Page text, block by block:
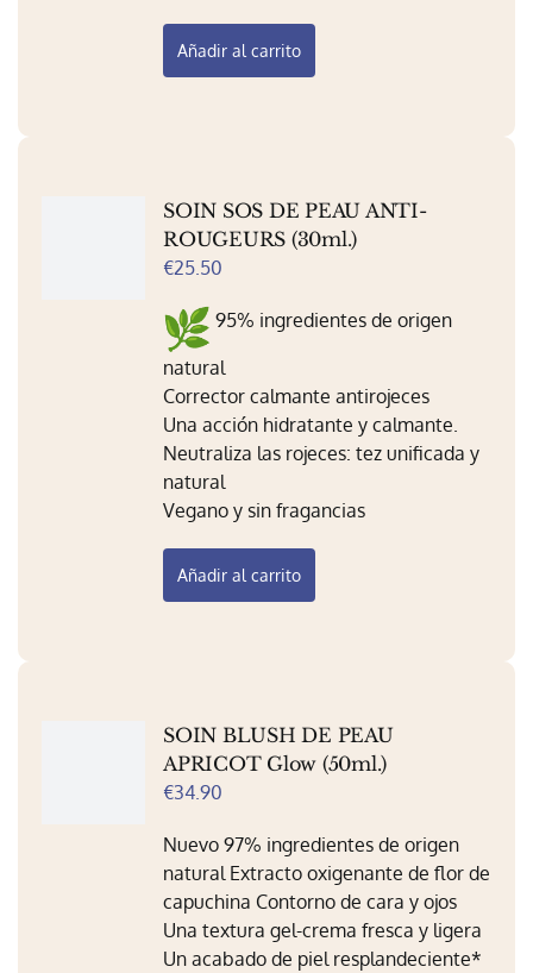
Añadir al carrito
SOIN SOS DE PEAU ANTI-
ROUGEURS (30ml.)
€25.50
95% ingredientes de origen
natural
Corrector calmante antirojeces
Una acción hidratante y calmante.
Neutraliza las rojeces: tez unificada y
natural
Vegano y sin fragancias
Añadir al carrito
SOIN BLUSH DE PEAU
APRICOT Glow (50ml.)
€34.90
Nuevo 97% ingredientes de origen
natural Extracto oxigenante de flor de
capuchina Contorno de cara y ojos
Una textura gel-crema fresca y ligera
Un acabado de piel resplandeciente*